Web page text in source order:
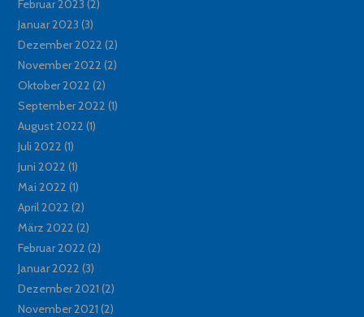
Februar 2023 (2)
Januar 2023 (3)
Dezember 2022 (2)
November 2022 (2)
Oktober 2022 (2)
September 2022 (1)
August 2022 (1)
Juli 2022 (1)
Juni 2022 (1)
Mai 2022 (1)
April 2022 (2)
März 2022 (2)
Februar 2022 (2)
Januar 2022 (3)
Dezember 2021 (2)
November 2021 (2)